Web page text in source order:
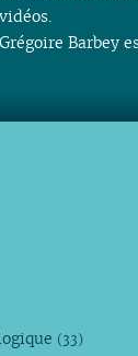
vidéos.
Grégoire Barbey
(33)